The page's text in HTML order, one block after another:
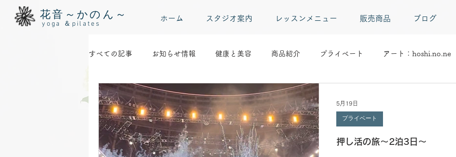
花音～かのん～
yoga ＆pilates
ホーム スタジオ案内 レッスンメニュー 販売商品 ブログ
すべての記事 お知らせ情報 健康と美容 商品紹介 プライベート アート：hoshi.no.ne
押し活の旅～2泊3日～
プライベート
5月19日